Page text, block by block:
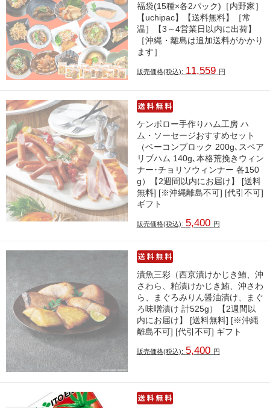
福袋(15種×各2パック)［内野家］
【uchipac】【送料無料】［常
温］【3～4営業日以内に出荷】
［沖縄・離島は追加送料がかかり
ます］
販売価格(税込): 11,559 円
ケンボロー手作りハム工房 ハ
ム・ソーセージおすすめセット
（ベーコンブロック 200g､スペア
リブハム 140g､本格荒挽きウィン
ナー･チョリソウィンナー 各150
g）【2週間以内にお届け】 [送料
無料] [※沖縄離島不可] [代引不可]
ギフト
販売価格(税込): 5,400 円
漬魚三彩（西京漬けかじき鮪、沖
さわら、粕漬けかじき鮪、沖さわ
ら、まぐろみりん醤油漬け、まぐ
ろ味噌漬け 計525g）【2週間以
内にお届け】 [送料無料] [※沖縄
離島不可] [代引不可] ギフト
販売価格(税込): 5,400 円